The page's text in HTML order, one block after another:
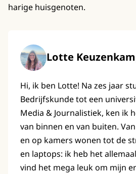
harige huisgenoten.
Lotte
Hi, ik ben Lotte! Na zes jaar
Bedrijfskunde tot een
Media & Journalistiek, ken ik
van binnen en van buiten.
en op kamers wonen tot de
en laptops: ik heb het
vind het mega leuk om mijn